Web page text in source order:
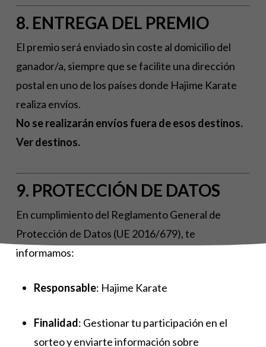
8. ENTREGA DEL PREMIO
El premio será enviado sin coste al domicilio del
ganador/a, siempre que se facilite una dirección
postal en uno de los países donde Hajime Karate
realiza envíos.
No se realizarán envíos fuera de esos destinos.
Ver destinos.
9. PROTECCIÓN DE DATOS
En cumplimiento del Reglamento General de
Protección de Datos (UE 2016/679), te
informamos:
Responsable: Hajime Karate
Finalidad: Gestionar tu participación en el
sorteo y enviarte información sobre